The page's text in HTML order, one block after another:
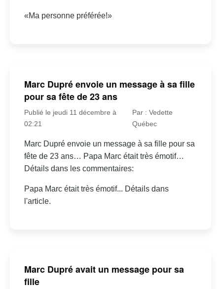
«Ma personne préférée!»
Marc Dupré envoie un message à sa fille
pour sa fête de 23 ans
Publié le jeudi 11 décembre à
02:21
Par : Vedette
Québec
Marc Dupré envoie un message à sa fille pour sa
fête de 23 ans… Papa Marc était très émotif…
Détails dans les commentaires:
Papa Marc était très émotif... Détails dans
l'article.
Marc Dupré avait un message pour sa
fille